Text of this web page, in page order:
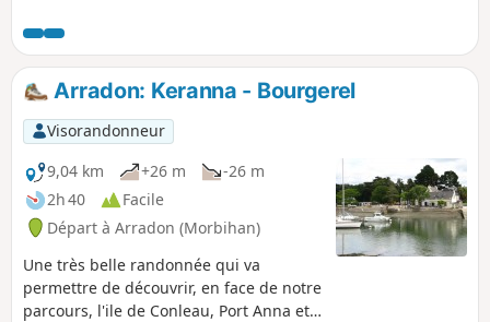
prenant pas l'intérieur des terres. Bonnes marches)
Arradon: Keranna - Bourgerel
Visorandonneur
9,04 km
+26 m
-26 m
2h 40
Facile
Départ à Arradon (Morbihan)
Une très belle randonnée qui va
permettre de découvrir, en face de notre
parcours, l'ile de Conleau, Port Anna et